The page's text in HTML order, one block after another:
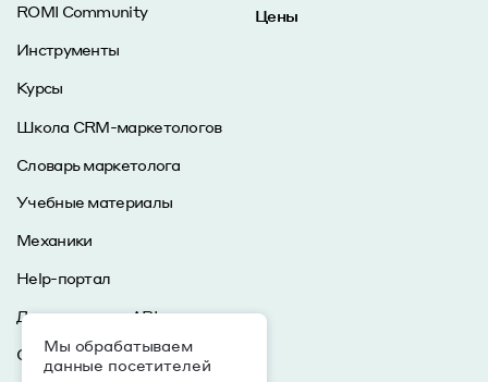
Мы обрабатываем
данные посетителей
ROMI Community
Инструменты
Курсы
Школа CRM-маркетологов
Словарь маркетолога
Учебные материалы
Механики
Help-портал
Документация API
Статус
Цены